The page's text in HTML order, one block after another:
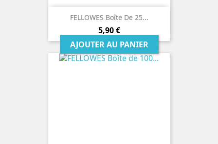
FELLOWES Boîte De 25...
Prix
5,90 €
AJOUTER AU PANIER